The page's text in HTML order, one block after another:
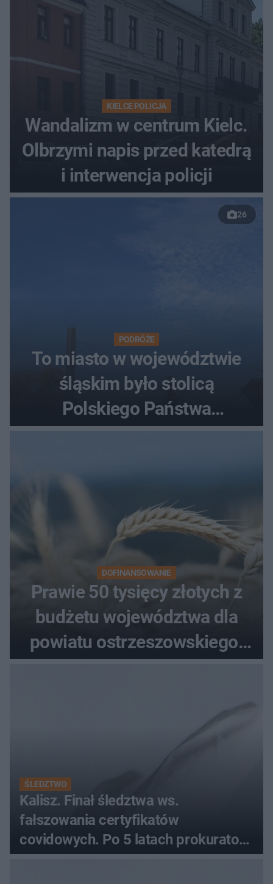
KIELCE POLICJA
Wandalizm w centrum Kielc.
Olbrzymi napis przed katedrą
i interwencja policji
26
PODRÓŻE
To miasto w województwie
śląskim było stolicą
Polskiego Państwa
DOFINANSOWANIE
Prawie 50 tysięcy złotych z
budżetu województwa dla
powiatu ostrzeszowskiego.
ŚLEDZTWO
Kalisz. Finał śledztwa ws.
fałszowania certyfikatów
covidowych. Po 5 latach prokurator
zamyka sprawę